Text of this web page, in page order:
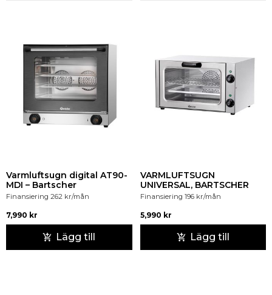
Varmluftsugn digital AT90-
MDI – Bartscher
Finansiering 262 kr/mån
7,990 kr
Lägg till
VARMLUFTSUGN
UNIVERSAL, BARTSCHER
Finansiering 196 kr/mån
5,990 kr
Lägg till